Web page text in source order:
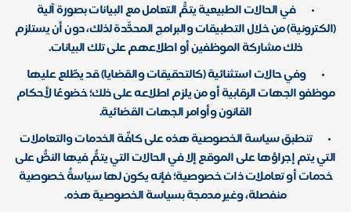
في الحالات الطبيعية يتمُّ التعامل مع البيانات بصورة آلية
(الكترونية) من خلال التطبيقات والبرامج المحدَّدة لذلك، دون أن يستلزم
ذلك مشاركة الموظفين أو اطلاعهم على تلك البيانات.
وفي حالات استثنائية (كالتحقيقات والقضايا) قد يطّلع عليها
موظفو الجهات الرقابية أو من يلزم اطلاعه على ذلك؛ خضوعًا لأحكام
القانون وأوامر الجهات القضائية.
تنطبق سياسة الخصوصية هذه على كافّة الخدمات والتعاملات
التي يتم إجراؤها على الموقع إلا في الحالات التي يتمُّ فيها النصُّ على
خدمات أو تعاملات ذات خصوصية؛ فإنه يكون لها سياسةُ خصوصية
منفصلة، وغير مدمجة بسياسة الخصوصية هذه.